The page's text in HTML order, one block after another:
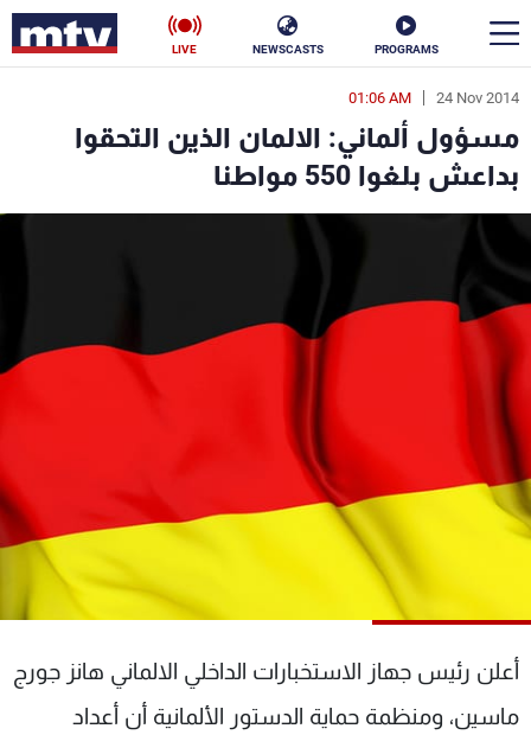
PROGRAMS
NEWSCASTS
LIVE
24 Nov 2014
01:06 AM
مسؤول ألماني: الالمان الذين التحقوا
بداعش بلغوا 550 مواطنا
أعلن رئيس جهاز الاستخبارات الداخلي الالماني هانز جورج
ماسين، ومنظمة حماية الدستور الألمانية أن أعداد
en
الأخبار
سياسة ناس
إقتصاد
منوعات رياضة
البرامج
جدول البرامج
شاهد البرامج
عن MTV
الإنـتـاج
لاعلاناتكم
وظائف
تواصل معنا
شروط الإسـتخدام